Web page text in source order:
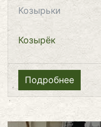
Козырьки
Козырёк
Подробнее